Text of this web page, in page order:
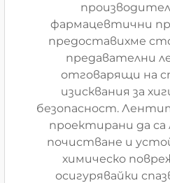
фармацевтични
предоставихме
предавателни
отговарящи на
изисквания за
безопасност.
проектирани да са
почистване и
химическо
осигурявайки